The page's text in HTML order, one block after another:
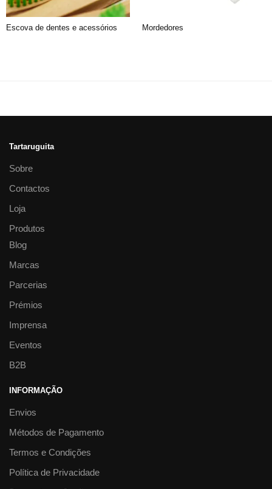
Escova de dentes e acessórios Mordedores
Tartaruguita
Sobre
Contactos
Loja
Produtos
Blog
Marcas
Parcerias
Prémios
Imprensa
Eventos
B2B
INFORMAÇÃO
Envios
Métodos de Pagamento
Termos e Condições
Política de Privacidade